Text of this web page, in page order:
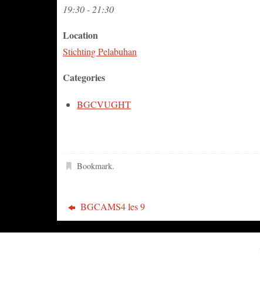
19:30 - 21:30
Location
Stichting Pelabuhan
Categories
BGCVUGHT
Bookmark.
BGCAMS4 les 9